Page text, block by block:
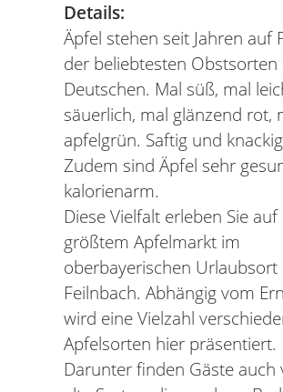
Details:
Äpfel stehen seit Jahren auf
der beliebtesten Obstsorten
Deutschen. Mal süß, mal
säuerlich, mal glänzend rot,
apfelgrün. Saftig und
Zudem sind Äpfel sehr
kalorienarm.
Diese Vielfalt erleben Sie
größtem Apfelmarkt im
oberbayerischen Urlaubsort
Feilnbach. Abhängig vom
wird eine Vielzahl
Apfelsorten hier präsentiert.
Darunter finden Gäste auch